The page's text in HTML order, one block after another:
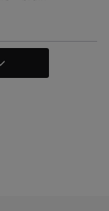
voor € 69,99